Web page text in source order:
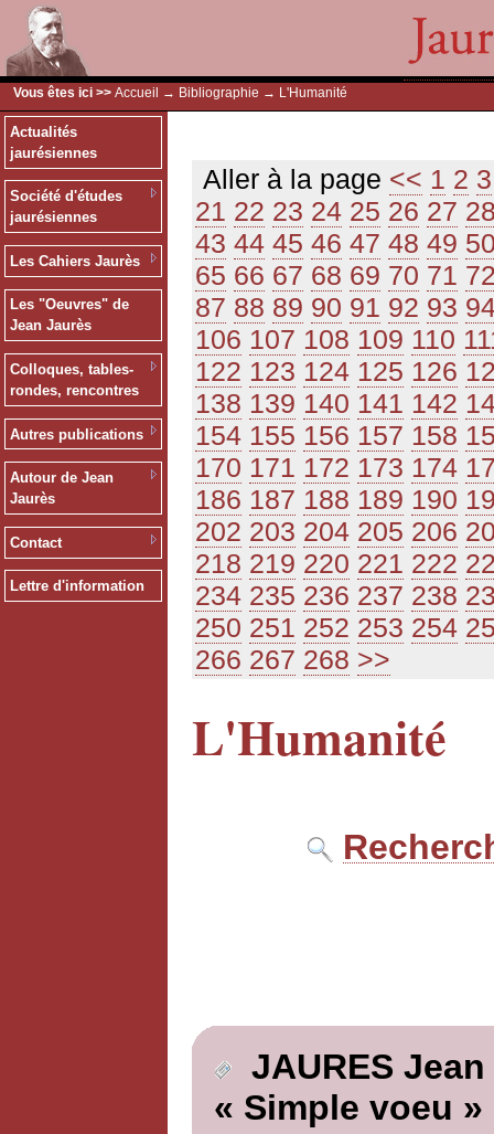
Vous êtes ici >> Accueil → Bibliographie → L'Humanité
Actualités
jaurésiennes
Société d'études
jaurésiennes
Les Cahiers Jaurès
Les "Oeuvres" de
Jean Jaurès
Colloques, tables-
rondes, rencontres
Autres publications
Autour de Jean
Jaurès
Contact
Lettre d'information
Aller à la page << 1 2 3
21 22 23 24 25 26 27
43 44 45 46 47 48 49
65 66 67 68 69 70 71
87 88 89 90 91 92 93
106 107 108 109 110
122 123 124 125 126
138 139 140 141 142
154 155 156 157 158
170 171 172 173 174
186 187 188 189 190
202 203 204 205 206
218 219 220 221 222
234 235 236 237 238
250 251 252 253 254
266 267 268 >>
L'Humanité
JAURES Jean
« Simple voeu »